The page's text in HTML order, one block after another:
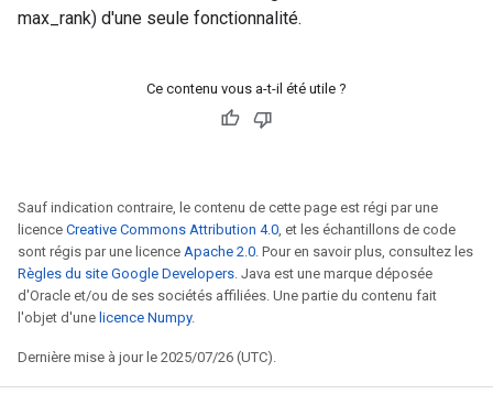
max_rank) d'une seule fonctionnalité.
Ce contenu vous a-t-il été utile ?
Sauf indication contraire, le contenu de cette page est régi par une
licence Creative Commons Attribution 4.0, et les échantillons de code
sont régis par une licence Apache 2.0. Pour en savoir plus, consultez les
Règles du site Google Developers. Java est une marque déposée
d'Oracle et/ou de ses sociétés affiliées. Une partie du contenu fait
l'objet d'une licence Numpy.
Dernière mise à jour le 2025/07/26 (UTC).